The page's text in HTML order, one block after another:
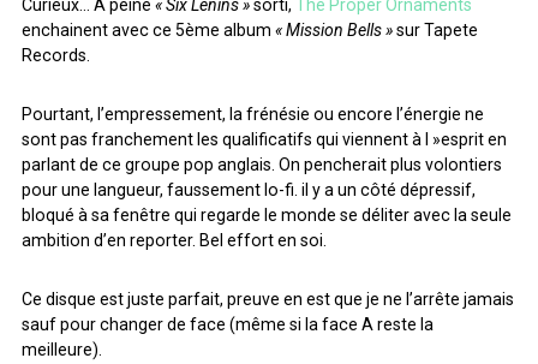
POP
POP ROCK PUB ROCK RAP RATTRAPAGE
ROCK
SONG OF THE WEEK
SOUL SOUNDTRACK OF MY LIFE
ARCHIVES
ARCHIVES
Curieux… A peine « Six Lenins »sorti, The Proper Ornaments
enchainent avec ce 5ème album « Mission Bells »sur Tapete
Records.
Pourtant, l’empressement, la frénésie ou encore l’énergie ne
sont pas franchement les qualificatifs qui viennent à l »esprit en
parlant de ce groupe pop anglais. On pencherait plus volontiers
pour une langueur, faussement lo-fi. il y a un côté dépressif,
bloqué à sa fenêtre qui regarde le monde se déliter avec la seule
ambition d’en reporter. Bel effort en soi.
Ce disque est juste parfait, preuve en est que je ne l’arrête jamais
sauf pour changer de face (même si la face A reste la
meilleure).